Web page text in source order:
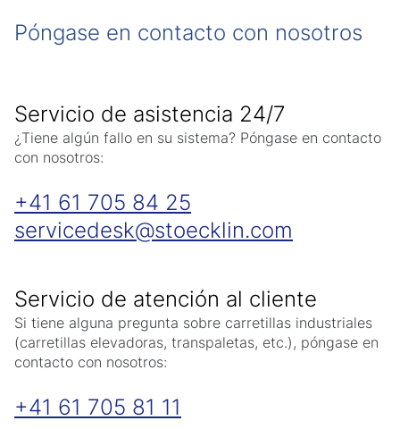
Póngase en contacto con nosotros
Servicio de asistencia 24/7
¿Tiene algún fallo en su sistema? Póngase en contacto
con nosotros:
+41 61 705 84 25
servicedesk
stoecklin com
Servicio de atención al cliente
Si tiene alguna pregunta sobre carretillas industriales
(carretillas elevadoras, transpaletas, etc.), póngase en
contacto con nosotros:
+41 61 705 81 11